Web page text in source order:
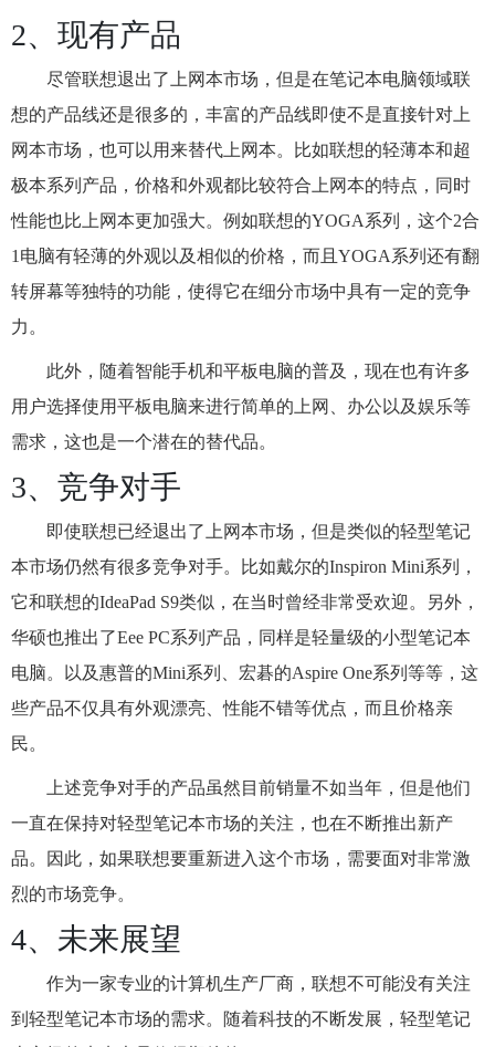
2、现有产品
尽管联想退出了上网本市场，但是在笔记本电脑领域联
想的产品线还是很多的，丰富的产品线即使不是直接针对上
网本市场，也可以用来替代上网本。比如联想的轻薄本和超
极本系列产品，价格和外观都比较符合上网本的特点，同时
性能也比上网本更加强大。例如联想的YOGA系列，这个2合
1电脑有轻薄的外观以及相似的价格，而且YOGA系列还有翻
转屏幕等独特的功能，使得它在细分市场中具有一定的竞争
力。
此外，随着智能手机和平板电脑的普及，现在也有许多
用户选择使用平板电脑来进行简单的上网、办公以及娱乐等
需求，这也是一个潜在的替代品。
3、竞争对手
即使联想已经退出了上网本市场，但是类似的轻型笔记
本市场仍然有很多竞争对手。比如戴尔的Inspiron Mini系列，
它和联想的IdeaPad S9类似，在当时曾经非常受欢迎。另外，
华硕也推出了Eee PC系列产品，同样是轻量级的小型笔记本
电脑。以及惠普的Mini系列、宏碁的Aspire One系列等等，这
些产品不仅具有外观漂亮、性能不错等优点，而且价格亲
民。
上述竞争对手的产品虽然目前销量不如当年，但是他们
一直在保持对轻型笔记本市场的关注，也在不断推出新产
品。因此，如果联想要重新进入这个市场，需要面对非常激
烈的市场竞争。
4、未来展望
作为一家专业的计算机生产厂商，联想不可能没有关注
到轻型笔记本市场的需求。随着科技的不断发展，轻型笔记